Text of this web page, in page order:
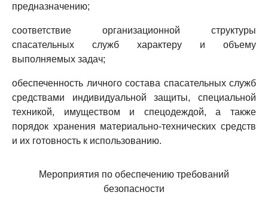
предназначению;
соответствие организационной структуры
спасательных служб характеру и объему
выполняемых задач;
обеспеченность личного состава спасательных служб
средствами индивидуальной защиты, специальной
техникой, имуществом и спецодеждой, а также
порядок хранения материально-технических средств
и их готовность к использованию.
Мероприятия по обеспечению требований
безопасности